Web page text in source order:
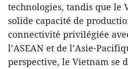
technologies, tandis que le
solide capacité de
connectivité privilégiée
l’ASEAN et de l’Asie-
perspective, le Vietnam se